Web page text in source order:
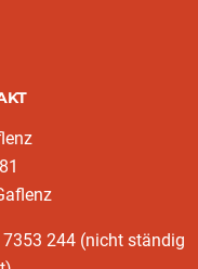
7353 244 (nicht ständig